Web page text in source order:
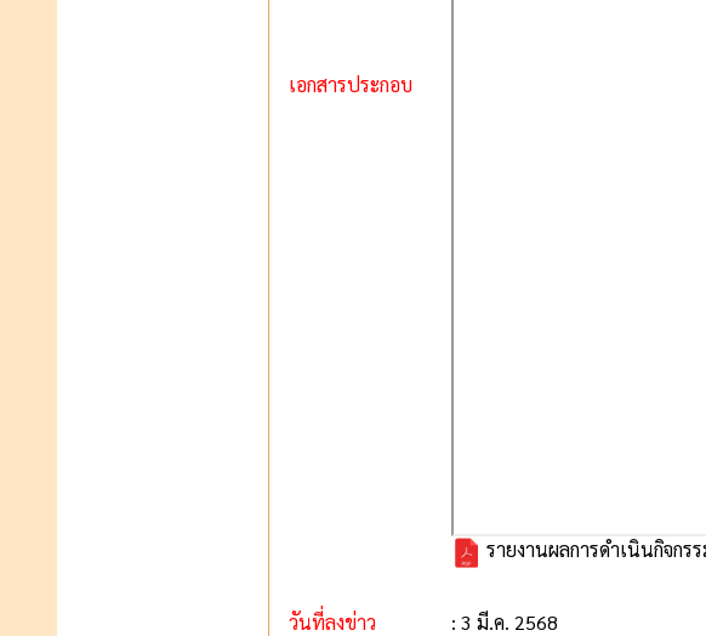
เอกสารประกอบ
รายงานผลการดำเนินกิจก
วันที่ลงข่าว
: 3 มี.ค. 2568